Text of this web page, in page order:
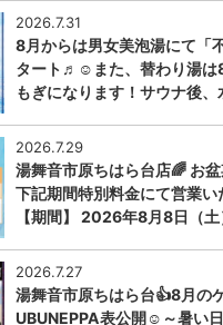
2026.7.31
8月からは男女美泡湯にて「
タート♬☺また、替わり湯は
もぎになります！サウナ後
2026.7.29
湯舞音市原ちはら台店🌈 お盆
下記期間特別料金にて営業い
【期間】 2026年8月8日（
2026.7.27
湯舞音市原ちはら台👍8月の
UBUNEPPA表公開☺～暑い